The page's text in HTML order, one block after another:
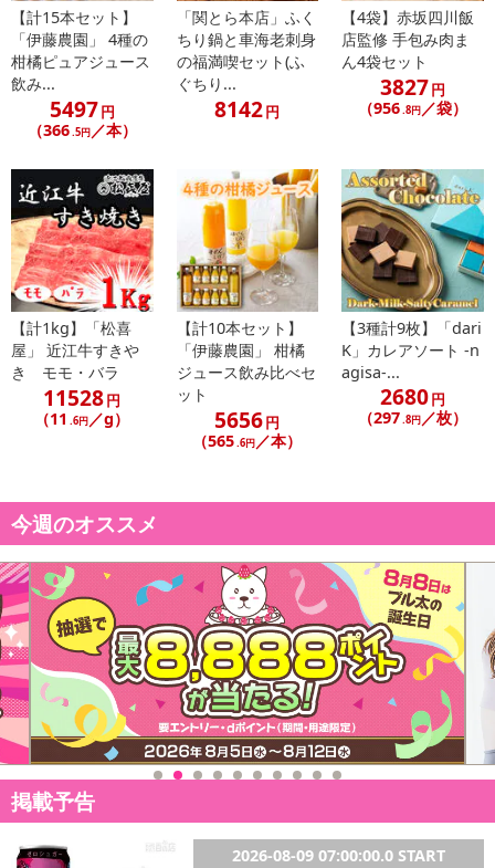
によるお申込み後のキャンセル・返品交換は対応いたしかねます。
【お支払いについて】
※お支払い方法は、電話料金合算払い、クレジットカード払い、dポ
イントがご利用いただけます。
【発送・お届け・商品について】
※お申込み頂きました商品の同梱、お届けの日時指定はいたしかね
ます。
※お客様のご都合でお受取りいただけない場合、商品の再発送や返
金はいたしかねます。
また、お届け日時のご指定は、お受けできません。宅配業者からの
不在票にてご対応ください。
※発送予定日は前後する場合がございます。また商品によって発送
日が異なります。
※dショッピングサンプル百貨店よりお届けする商品は、ご利用いた
だいた後のご感想をいただくことを目的としており、転売等は固く
【配送伝票番号について】
※こちらの商品については商品の発送完了後、
配送伝票番号がマイページに表示されない場合もございます。予
めご了承ください。
発送日カレンダー
【計15本セット】
「伊藤農園」 4種の
柑橘ピュアジュース
飲み...
5497円
（366.5円／本）
「関とら本店」ふく
ちり鍋と車海老刺身
の福満喫セット(ふ
ぐちり...
8142円
【4袋】赤坂四川飯
店監修 手包み肉ま
ん4袋セット
3827円
（956.8円／袋）
【計1kg】「松喜
屋」 近江牛すきや
き モモ・バラ
11528円
（11 .6円／g）
【計10本セット】
「伊藤農園」 柑橘
ジュース飲み比べセ
ット
5656円
（565.6円／本）
【3種計9枚】「dari
K」カレアソート -n
agisa-...
2680円
（297.8円／枚）
今週のオススメ
掲載予告
2026-08-09 07:00:00.0 START